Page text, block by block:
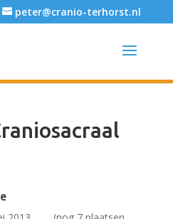
peter@cranio-terhorst.nl